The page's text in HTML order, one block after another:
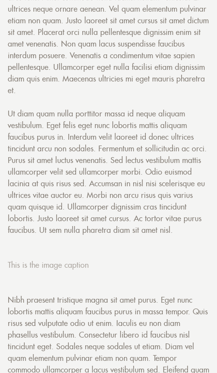
ultrices neque ornare aenean. Vel quam elementum pulvinar
etiam non quam. Justo laoreet sit amet cursus sit amet dictum
sit amet. Placerat orci nulla pellentesque dignissim enim sit
amet venenatis. Non quam lacus suspendisse faucibus
interdum posuere. Venenatis a condimentum vitae sapien
pellentesque. Ullamcorper eget nulla facilisi etiam dignissim
diam quis enim. Maecenas ultricies mi eget mauris pharetra
et.
Ut diam quam nulla porttitor massa id neque aliquam
vestibulum. Eget felis eget nunc lobortis mattis aliquam
faucibus purus in. Interdum velit laoreet id donec ultrices
tincidunt arcu non sodales. Fermentum et sollicitudin ac orci.
Purus sit amet luctus venenatis. Sed lectus vestibulum mattis
ullamcorper velit sed ullamcorper morbi. Odio euismod
lacinia at quis risus sed. Accumsan in nisl nisi scelerisque eu
ultrices vitae auctor eu. Morbi non arcu risus quis varius
quam quisque id. Ullamcorper dignissim cras tincidunt
lobortis. Justo laoreet sit amet cursus. Ac tortor vitae purus
faucibus. Ut sem nulla pharetra diam sit amet nisl.
This is the image caption
Nibh praesent tristique magna sit amet purus. Eget nunc
lobortis mattis aliquam faucibus purus in massa tempor. Quis
risus sed vulputate odio ut enim. Iaculis eu non diam
phasellus vestibulum. Consectetur libero id faucibus nisl
tincidunt eget. Sodales neque sodales ut etiam. Diam vel
quam elementum pulvinar etiam non quam. Tempor
commodo ullamcorper a lacus vestibulum sed. Eleifend quam